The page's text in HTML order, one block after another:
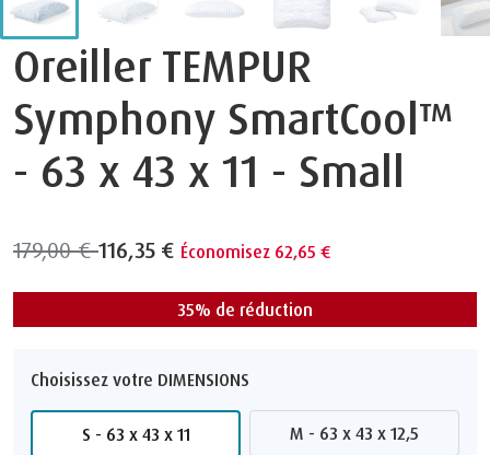
Oreiller TEMPUR
Symphony SmartCool™
- 63 x 43 x 11 - Small
179,00 €116,35 € Économisez 62,65 €
35% de réduction
Choisissez votre DIMENSIONS
S - 63 x 43 x 11 M - 63 x 43 x 12,5